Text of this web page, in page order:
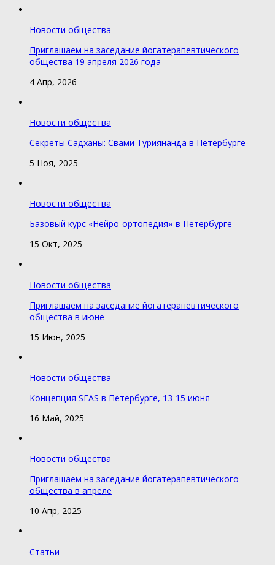
Новости общества
Приглашаем на заседание йогатерапевтического
общества 19 апреля 2026 года
4 Апр, 2026
Новости общества
Секреты Садханы: Свами Туриянанда в Петербурге
5 Ноя, 2025
Новости общества
Базовый курс «Нейро-ортопедия» в Петербурге
15 Окт, 2025
Новости общества
Приглашаем на заседание йогатерапевтического
общества в июне
15 Июн, 2025
Новости общества
Концепция SEAS в Петербурге, 13-15 июня
16 Май, 2025
Новости общества
Приглашаем на заседание йогатерапевтического
общества в апреле
10 Апр, 2025
Статьи